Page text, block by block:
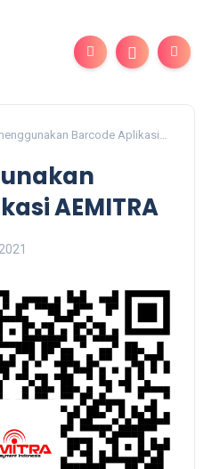
Barcode Aplikasi
AEMITRA